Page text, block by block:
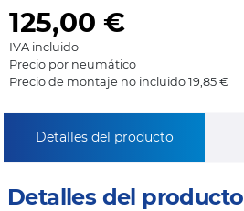
125,00 €
IVA incluido
Precio por neumático
Precio de montaje no incluido 19,85 €
Detalles del producto
Detalles del producto